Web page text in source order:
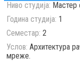
Ниво студија: Мастер
Година студија: 1
Семестар: 2
Услов: Архитектура
мреже.